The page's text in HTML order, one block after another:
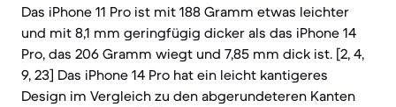
Das iPhone 11 Pro ist mit 188 Gramm etwas leichter
und mit 8,1 mm geringfügig dicker als das iPhone 14
Pro, das 206 Gramm wiegt und 7,85 mm dick ist. [2, 4,
9, 23] Das iPhone 14 Pro hat ein leicht kantigeres
Design im Vergleich zu den abgerundeteren Kanten